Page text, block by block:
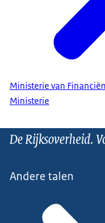
Ministerie van Financiën
Ministerie
De Rijksoverheid.
Andere talen